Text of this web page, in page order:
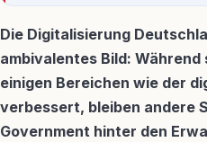
Die Digitalisierung
ambivalentes Bild:
einigen Bereichen wie der
verbessert, bleiben andere
Government hinter den